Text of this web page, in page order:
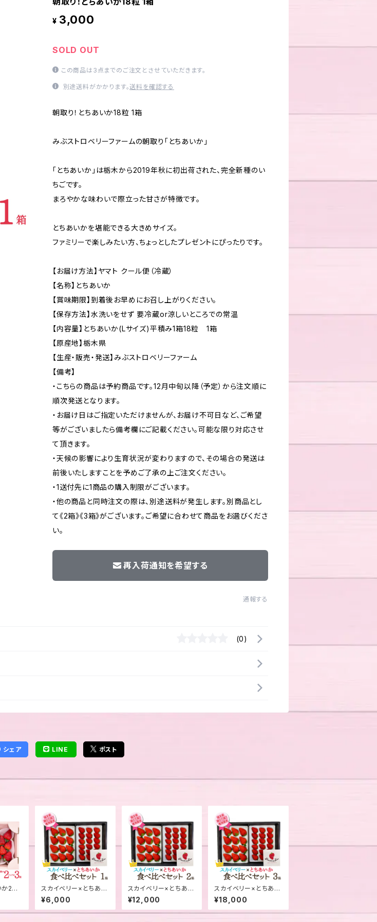
¥ 3,000
SOLD OUT
この商品は3点までのご注文とさせていただきます。
別途送料がかかります。送料を確認する
朝取り！とちあいか18粒 1箱
みぶストロベリーファームの朝取り「とちあいか」
「とちあいか」は栃木から2019年秋に初出荷された、完全新種のい
ちごです。
まろやかな味わいで際立った甘さが特徴です。
とちあいかを堪能できる大きめサイズ。
ファミリーで楽しみたい方、ちょっとしたプレゼントにぴったりです。
【お届け方法】ヤマト クール便（冷蔵）
【名称】とちあいか
【賞味期限】到着後お早めにお召し上がりください。
【保存方法】水洗いをせず 要冷蔵or涼しいところでの常温
【内容量】とちあいか(Lサイズ)平積み1箱18粒 1箱
【原産地】栃木県
【生産・販売・発送】みぶストロベリーファーム
【備考】
・こちらの商品は予約商品です。12月中旬以降（予定）から注文順に
順次発送となります。
・お届け日はご指定いただけませんが、お届け不可日など、ご希望
等がございましたら備考欄にご記載ください。可能な限り対応させ
て頂きます。
・天候の影響により生育状況が変わりますので、その場合の発送は
前後いたしますことを予めご了承の上ご注文ください。
・1送付先に1商品の購入制限がございます。
・他の商品と同時注文の際は、別途送料が発生します。別商品とし
て《2箱》《3箱》がございます。ご希望に合わせて商品をお選びくださ
い。
再入荷通知を希望する
通報する
(0)
シェア LINE ポスト
か2パ
スカイベリー×とちあい
か食べ比べセット 1箱
¥6,000
スカイベリー×とちあい
か食べ比べセット 2箱
¥12,000
スカイベリー×とちあい
か食べ比べセット 3箱
¥18,000